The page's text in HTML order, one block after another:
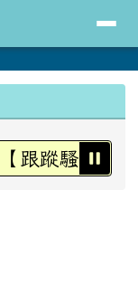
【跟蹤騷擾防